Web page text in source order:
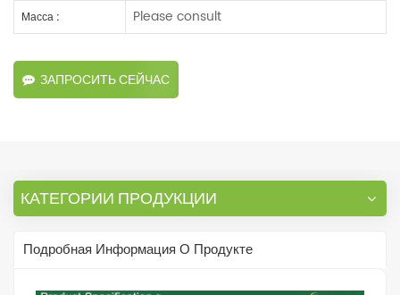
Масса : Please consult
ЗАПРОСИТЬ СЕЙЧАС
КАТЕГОРИИ ПРОДУКЦИИ
Подробная Информация О Продукте